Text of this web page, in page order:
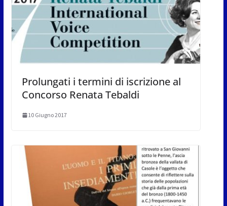
Prolungati i termini di iscrizione al
Concorso Renata Tebaldi
10 Giugno 2017